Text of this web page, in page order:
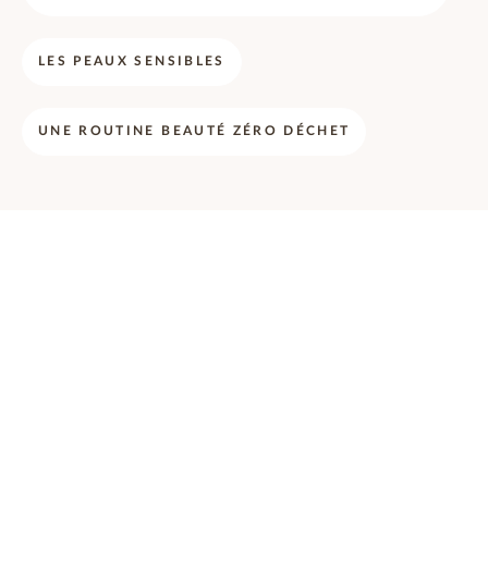
LES PEAUX SENSIBLES
UNE ROUTINE BEAUTÉ ZÉRO DÉCHET